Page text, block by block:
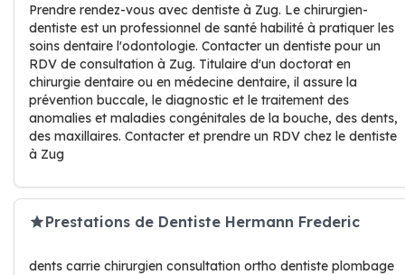
Prendre rendez-vous avec dentiste à Zug. Le chirurgien-
dentiste est un professionnel de santé habilité à pratiquer les
soins dentaire l'odontologie. Contacter un dentiste pour un
RDV de consultation à Zug. Titulaire d'un doctorat en
chirurgie dentaire ou en médecine dentaire, il assure la
prévention buccale, le diagnostic et le traitement des
anomalies et maladies congénitales de la bouche, des dents,
des maxillaires. Contacter et prendre un RDV chez le dentiste
à Zug
Prestations de Dentiste Hermann Frederic
dents carrie chirurgien consultation ortho dentiste plombage